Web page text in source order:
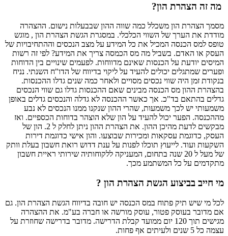
מה זה הצהרת הון?
מסמך הצהרת הון משכלל כמה שווה ההון שבבעלות נישום. ההצהרה
מודדת את הערך של השווי הכלכלי. במסגרת הגשת הצהרת הון , מוגש
טופס למס הכנסה המכיל את כל המידע על מצב הנכסים וההתחיבויות של
העסק או האדם. בשביל מה מס הכמסה צריך את המידע? לפי זה רשות
המיסים יודעת על הכנסות שאינם מדווחות. לפעמים שינויים בין הדוחות
ופערים שמתגלים יכולים להעיד על ליקוי בדיווח של הדו"ח השנתי. נניח
בנקודת זמן היה שווי נכסים מסויים ולאחר כמה שנים גדלו ההכנסות.
בהצהרת ההון מס הכנסה מבינים שאם ההכנסות גדלו גם שווי הנכסים
גדלים בהתאם בד"כ. אך כאשר ההכנסה לא גדלה והנכסים גדלים באופן
משמעותי יש לכך משמעות, שהרי ההון שנקנו ממנו הנכסים לא נבע
מההכנסה. הפער יכול להעיד על הון שלא הוצהר בדוחות הכספיים. ואז
מבקשים לדעת מהיכן ההון. את הצהרת ההון ניתן לחלק ל 2. הון של
העסק, כדוגמת עסקאות ומכירות שבוצעו. והון אישי כדוגמת דירות
השקעות ועוד. לייעוץ תוכלו לפנות על ענת דדוש רואת חשבון בעלת וותק
של מעל ל 20 שנה בתחום, המעניקה ללקוחותיה שירותי ראיית חשבון
מתקדמים על כל המשתמע מכך.
מי חייב בביצוע הגשת הצהרת הון ?
לכל מי שיש תיק פתוח במס הכנסה יש חובה בדיווח הגשת הצהרת הון. גם
אם מדובר בעוסק פטור, עוסק מורשה או חברה בע"מ. את ההצהרה
מגישים תוך 120 יום ממועד קבלת הדרישה. מדובר בדרישה שחוזרת על
עצמה כל 5 שנים ולעיתים אף פחות.